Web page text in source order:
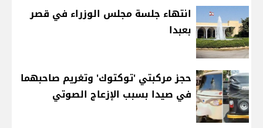
انتهاء جلسة مجلس الوزراء في قصر
بعبدا
حجز مركبتي 'توكتوك' وتغريم صاحبهما
في صيدا بسبب الإزعاج الصوتي